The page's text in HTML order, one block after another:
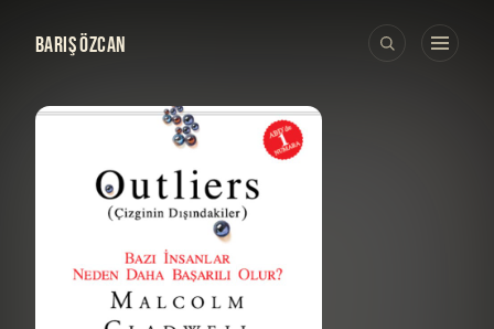
BARIŞ ÖZCAN